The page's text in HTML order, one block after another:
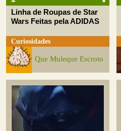
Linha de Roupas de Star
Wars Feitas pela ADIDAS
Curiosidades
Que Muleque Escroto